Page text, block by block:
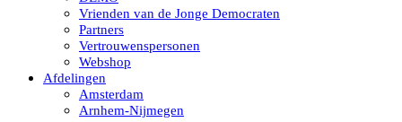
Vrienden van de Jonge Democraten
Partners
Vertrouwenspersonen
Webshop
Afdelingen
Amsterdam
Arnhem-Nijmegen